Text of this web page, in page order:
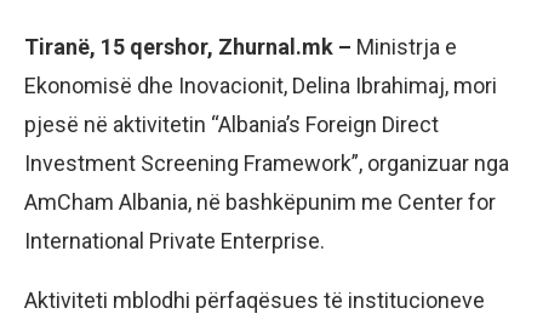
Tiranë, 15 qershor, Zhurnal.mk – Ministrja e
Ekonomisë dhe Inovacionit, Delina Ibrahimaj, mori
pjesë në aktivitetin “Albania’s Foreign Direct
Investment Screening Framework”, organizuar nga
AmCham Albania, në bashkëpunim me Center for
International Private Enterprise.
Aktiviteti mblodhi përfaqësues të institucioneve